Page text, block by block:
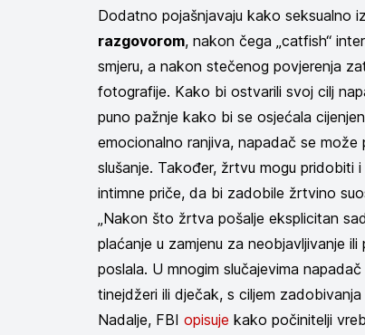
Dodatno pojašnjavaju kako seksualno
razgovorom, nakon čega „catfish“
smjeru, a nakon stečenog povjerenja
fotografije. Kako bi ostvarili svoj cilj
puno pažnje kako bi se osjećala
emocionalno ranjiva, napadač se može
slušanje. Također, žrtvu mogu
intimne priče, da bi zadobile žrtvino
„Nakon što žrtva pošalje eksplicitan
plaćanje u zamjenu za neobjavljivanje
poslala. U mnogim slučajevima
tinejdžeri ili dječak, s ciljem
Nadalje, FBI opisuje kako počinitelji